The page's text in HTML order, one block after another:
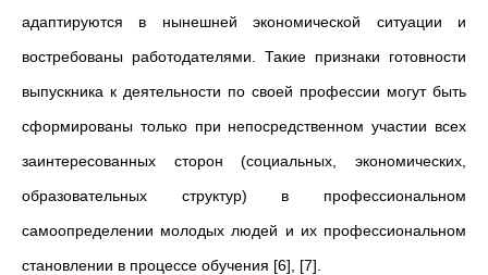
адаптируются в нынешней экономической ситуации и
востребованы работодателями. Такие признаки готовности
выпускника к деятельности по своей профессии могут быть
сформированы только при непосредственном участии всех
заинтересованных сторон (социальных, экономических,
образовательных структур) в профессиональном
самоопределении молодых людей и их профессиональном
становлении в процессе обучения [6], [7].